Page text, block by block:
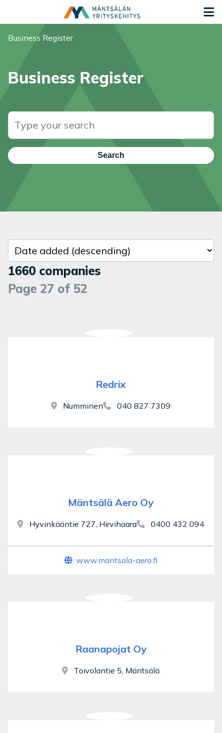
You are here:
Business Register
Business Register
Search
1660 companies
Page 27 of 52
Sort results
Redrix
Numminen 040 827 7309
Mäntsälä Aero Oy
Hyvinkääntie 727, Hirvihaara 0400 432 094
www.mantsala-aero.fi
Raanapojat Oy
Toivolantie 5, Mäntsälä